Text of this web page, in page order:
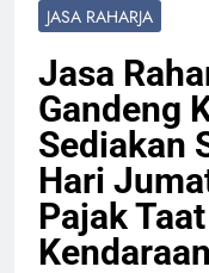
JASA RAHARJA
Jasa
Gandeng
Sediakan
Hari
Pajak
Kendaraan